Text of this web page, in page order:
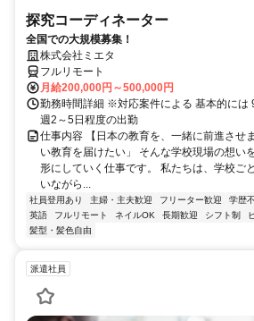
探究コーディネーター
全国での大規模募集！
株式会社ミエタ
フルリモート
月給200,000円～500,000円
勤務時間詳細 ※対応案件による 基本的に
週2～5日程度の出勤
仕事内容 【日本の教育を、一緒に前進させ
い教育を届けたい」 そんな学校現場の想い
形にしていく仕事です。 私たちは、学校ご
いながら...
社員登用あり 主婦・主夫歓迎 フリーター歓迎 学歴
英語
フルリモート ネイルOK 長期歓迎 シフト制
髪型・髪色自由
派遣社員